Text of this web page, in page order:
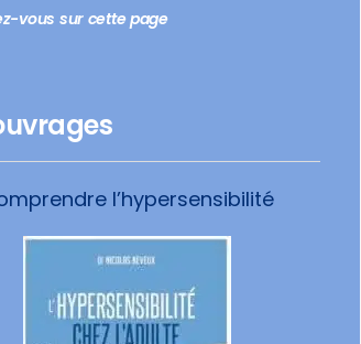
vous sur cette page
l’hypersensibilité